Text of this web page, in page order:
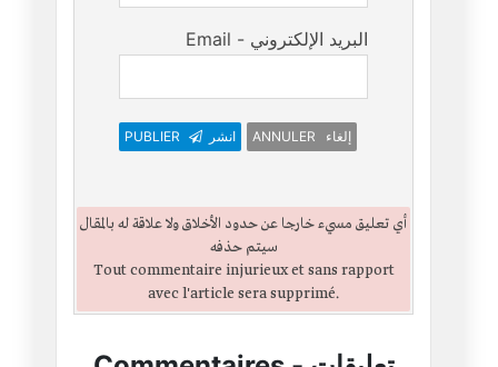
Email - البريد الإلكتروني
PUBLIER انشر ANNULER إلغاء
أي تعليق مسيء خارجا عن حدود الأخلاق ولا علاقة له بالمقال
سيتم حذفه
Tout commentaire injurieux et sans rapport
avec l'article sera supprimé.